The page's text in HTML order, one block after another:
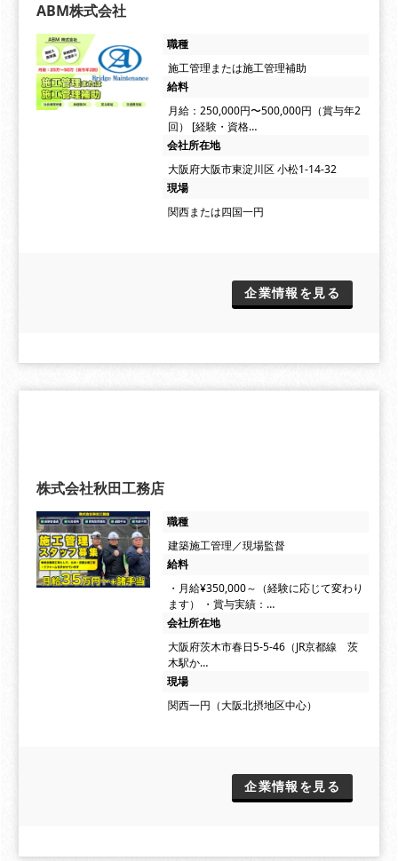
ABM株式会社
職種
施工管理または施工管理補助
給料
月給：250,000円〜500,000円（賞与年2
回） [経験・資格…
会社所在地
大阪府大阪市東淀川区 小松1-14-32
現場
関西または四国一円
企業情報を見る
株式会社秋田工務店
職種
建築施工管理／現場監督
給料
・月給¥350,000～（経験に応じて変わり
ます） ・賞与実績：…
会社所在地
大阪府茨木市春日5-5-46（JR京都線 茨
木駅か…
現場
関西一円（大阪北摂地区中心）
企業情報を見る